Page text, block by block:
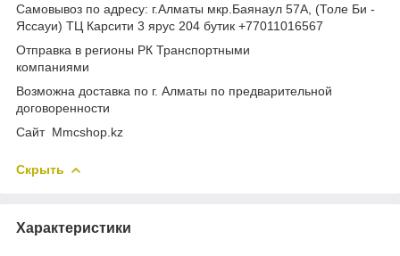
Самовывоз по адресу: г.Алматы мкр.Баянаул 57А, (Толе Би -
Яссауи) ТЦ Карсити 3 ярус 204 бутик +77011016567
Отправка в регионы РК Транспортными
компаниями
Возможна доставка по г. Алматы по предварительной
договоренности
Cайт Mmcshop.kz
Скрыть
Характеристики